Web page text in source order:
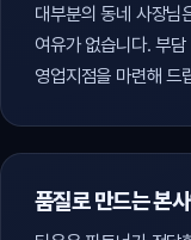
대부분의 동네 사장님
여유가 없습니다. 부
영업지점을 마련해 드
품질로 만드는 본